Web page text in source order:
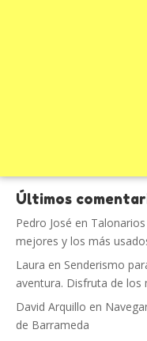
Últimos
Pedro José en
mejores y los más
Laura en Senderismo
aventura. Disfruta de los
David Arquillo en
de Barrameda